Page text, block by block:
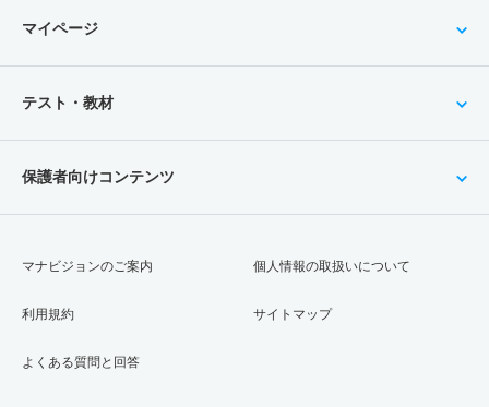
マイページ
テスト・教材
保護者向けコンテンツ
マナビジョンのご案内
利用規約
よくある質問と回答
個人情報の取扱いについて
サイトマップ